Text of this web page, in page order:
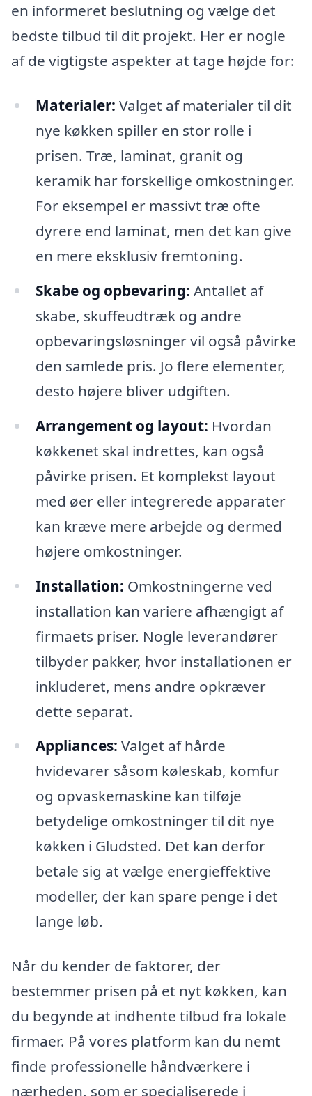
en informeret beslutning og vælge det
bedste tilbud til dit projekt. Her er nogle
af de vigtigste aspekter at tage højde for:
Materialer: Valget af materialer til dit
nye køkken spiller en stor rolle i
prisen. Træ, laminat, granit og
keramik har forskellige omkostninger.
For eksempel er massivt træ ofte
dyrere end laminat, men det kan give
en mere eksklusiv fremtoning.
Skabe og opbevaring: Antallet af
skabe, skuffeudtræk og andre
opbevaringsløsninger vil også påvirke
den samlede pris. Jo flere elementer,
desto højere bliver udgiften.
Arrangement og layout: Hvordan
køkkenet skal indrettes, kan også
påvirke prisen. Et komplekst layout
med øer eller integrerede apparater
kan kræve mere arbejde og dermed
højere omkostninger.
Installation: Omkostningerne ved
installation kan variere afhængigt af
firmaets priser. Nogle leverandører
tilbyder pakker, hvor installationen er
inkluderet, mens andre opkræver
dette separat.
Appliances: Valget af hårde
hvidevarer såsom køleskab, komfur
og opvaskemaskine kan tilføje
betydelige omkostninger til dit nye
køkken i Gludsted. Det kan derfor
betale sig at vælge energieffektive
modeller, der kan spare penge i det
lange løb.
Når du kender de faktorer, der
bestemmer prisen på et nyt køkken, kan
du begynde at indhente tilbud fra lokale
firmaer. På vores platform kan du nemt
finde professionelle håndværkere i
nærheden, som er specialiserede i